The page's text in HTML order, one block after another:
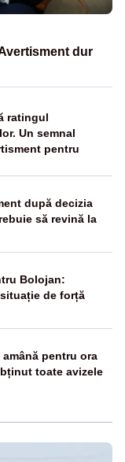
dur
ratingul
Un semnal
pentru
după decizia
să revină la
Bolojan:
de forță
pentru ora
toate avizele